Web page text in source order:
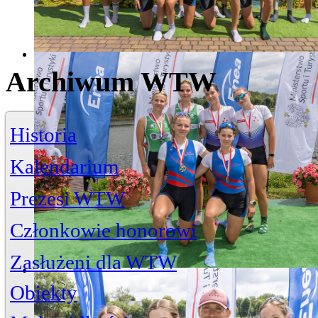
Archiwum WTW
Historia
Kalendarium
Prezesi WTW
Członkowie honorowi
Zasłużeni dla WTW
Jerzy Bojańczyk
Życiorys
Artykuły
Wiktor Szelągowski
Zasłużeni członkowie
Obiekty
Przystańul. Piwna 3